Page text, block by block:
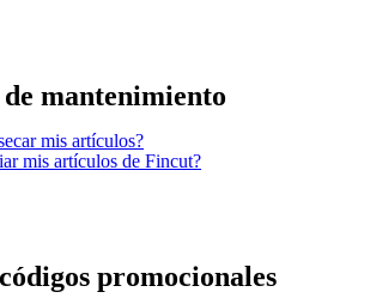
mantenimiento
mis artículos?
mis artículos de Fincut?
promocionales